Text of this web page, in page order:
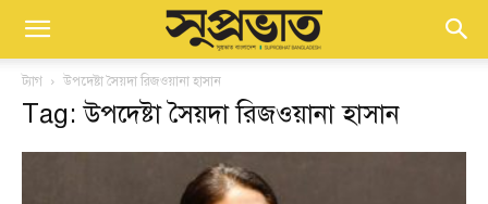
ট্যাগ উপদেষ্টা সৈয়দা রিজওয়ানা হাসান
Tag: উপদেষ্টা সৈয়দা রিজওয়ানা হাসান